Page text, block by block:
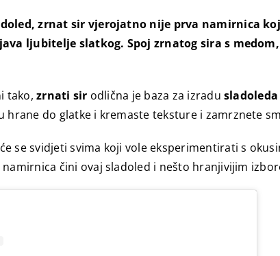
zrnat sir vjerojatno nije prva namirnica
ljubitelje slatkog. Spoj zrnatog sira s
tako, zrnati sir odlična je baza za izradu
hrane do glatke i kremaste teksture i zamrznete
se svidjeti svima koji vole eksperimentirati s
čini ovaj sladoled i nešto hranjivijim